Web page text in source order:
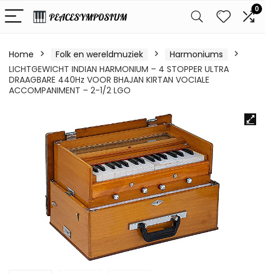
0
Home Folk en wereldmuziek
Harmoniums
LICHTGEWICHT INDIAN HARMONIUM – 4 STOPPER ULTRA
DRAAGBARE 440Hz VOOR BHAJAN KIRTAN VOCIALE
ACCOMPANIMENT – 2-1/2 LGO